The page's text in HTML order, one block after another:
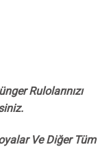
Rulolarınızı
Ve Diğer Tüm